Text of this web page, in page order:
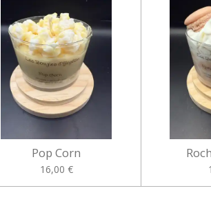
Pop Corn
16,00 €